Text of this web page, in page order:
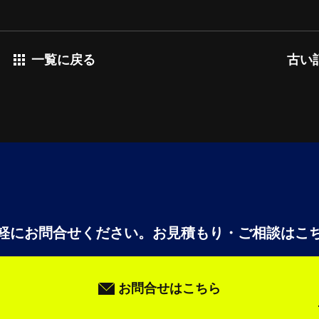
一覧に戻る 古い
にお問合せください。 お見積もり・ご相談はこ
お問合せはこちら